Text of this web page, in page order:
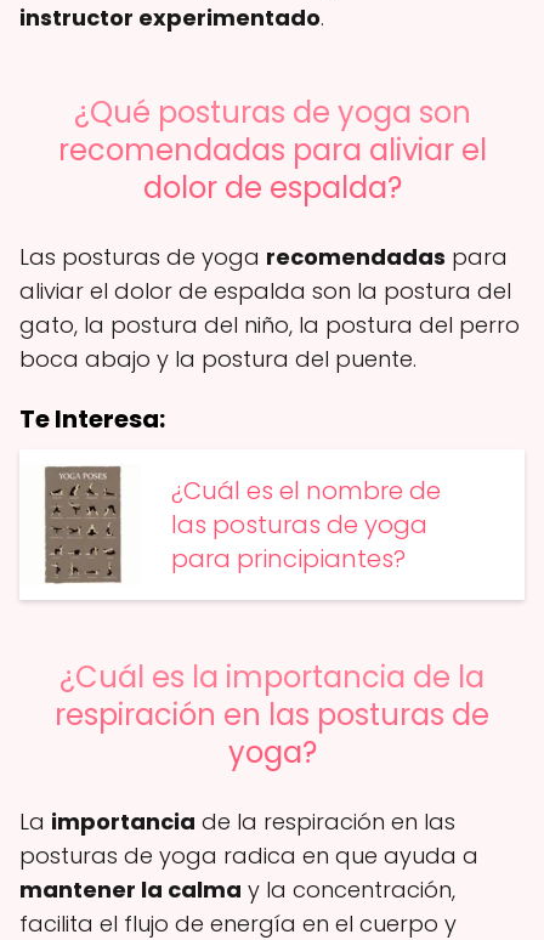
instructor experimentado.
¿Qué posturas de yoga son
recomendadas para aliviar el
dolor de espalda?
Las posturas de yoga recomendadas para
aliviar el dolor de espalda son la postura del
gato, la postura del niño, la postura del perro
boca abajo y la postura del puente.
Te Interesa:
¿Cuál es el nombre de
las posturas de yoga
para principiantes?
¿Cuál es la importancia de la
respiración en las posturas de
yoga?
La importancia de la respiración en las
posturas de yoga radica en que ayuda a
mantener la calma y la concentración,
facilita el flujo de energía en el cuerpo y